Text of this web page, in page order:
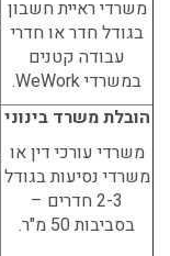
משרדי ראיית חשבון
בגודל חדר או חדרי
עבודה קטנים
במשרדיWeWork
.
הובלת משרד בינוני
משרדי עורכי דין או
משרדי נסיעות בגודל
2-3 חדרים –
בסביבות 50 מ"ר.